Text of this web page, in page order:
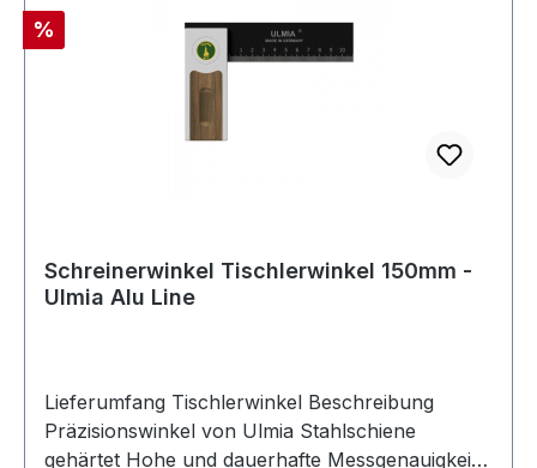
Rabatt
%
Schreinerwinkel Tischlerwinkel 150mm -
Ulmia Alu Line
Lieferumfang Tischlerwinkel Beschreibung
Präzisionswinkel von Ulmia Stahlschiene
gehärtet Hohe und dauerhafte Messgenauigkeit